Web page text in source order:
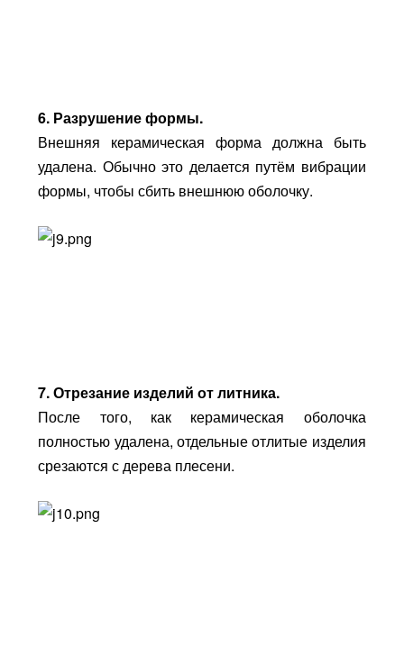
6. Разрушение формы.
Внешняя керамическая форма должна быть
удалена. Обычно это делается путём вибрации
формы, чтобы сбить внешнюю оболочку.
7. Отрезание изделий от литника.
После того, как керамическая оболочка
полностью удалена, отдельные отлитые изделия
срезаются с дерева плесени.